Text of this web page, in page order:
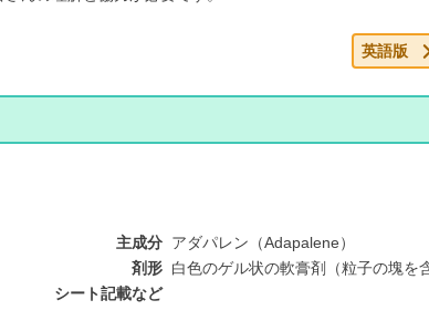
英語版
主成分 アダパレン（Adapalene）
剤形 白色のゲル状の軟膏剤（粒子の塊を
シート記載など